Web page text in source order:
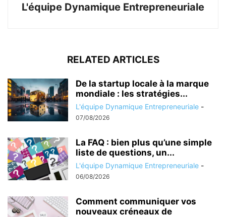
L'équipe Dynamique Entrepreneuriale
RELATED ARTICLES
De la startup locale à la marque
mondiale : les stratégies...
L'équipe Dynamique Entrepreneuriale -
07/08/2026
La FAQ : bien plus qu’une simple
liste de questions, un...
L'équipe Dynamique Entrepreneuriale -
06/08/2026
Comment communiquer vos
nouveaux créneaux de